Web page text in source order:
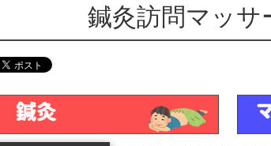
鍼灸訪問マッサ